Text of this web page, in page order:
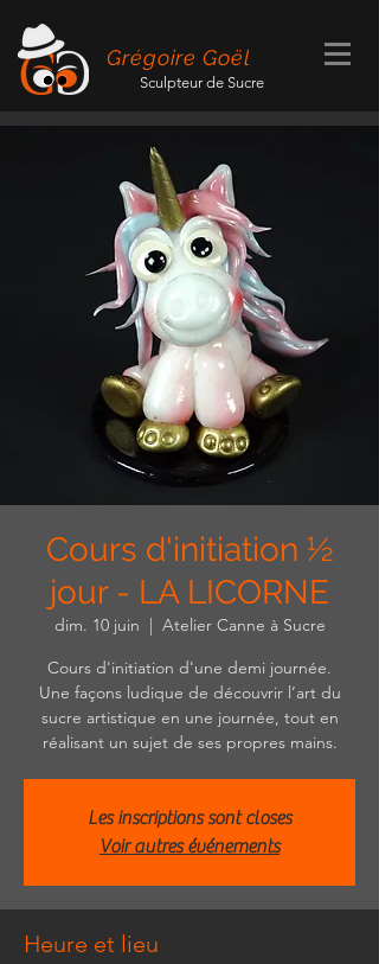
Grégoire Goël
Sculpteur de Sucre
Cours d'initiation ½
jour - LA LICORNE
dim. 10 juin
  |
Atelier Canne à Sucre
Cours d'initiation d'une demi journée.
Une façons ludique de découvrir l’art du
sucre artistique en une journée, tout en
réalisant un sujet de ses propres mains.
Les inscriptions sont closes
Voir autres événements
Heure et lieu